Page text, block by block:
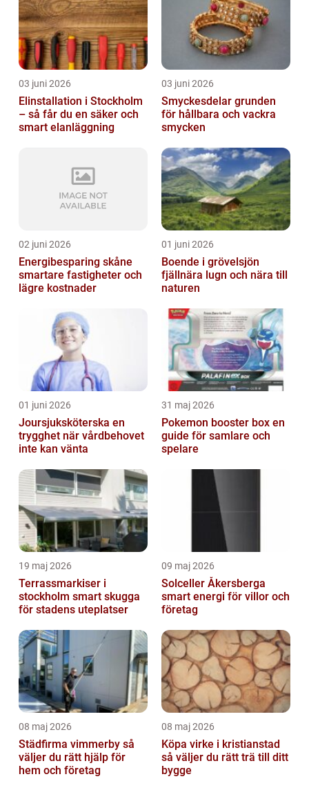
03 juni 2026
Elinstallation i Stockholm
– så får du en säker och
smart elanläggning
03 juni 2026
Smyckesdelar grunden
för hållbara och vackra
smycken
02 juni 2026
Energibesparing skåne
smartare fastigheter och
lägre kostnader
01 juni 2026
Boende i grövelsjön
fjällnära lugn och nära till
naturen
01 juni 2026
Joursjuksköterska en
trygghet när vårdbehovet
inte kan vänta
31 maj 2026
Pokemon booster box en
guide för samlare och
spelare
19 maj 2026
Terrassmarkiser i
stockholm smart skugga
för stadens uteplatser
09 maj 2026
Solceller Åkersberga
smart energi för villor och
företag
08 maj 2026
Städfirma vimmerby så
väljer du rätt hjälp för
hem och företag
08 maj 2026
Köpa virke i kristianstad
så väljer du rätt trä till ditt
bygge